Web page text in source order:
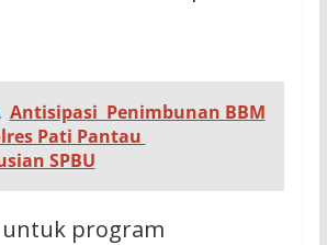
Antisipasi Penimbunan BBM
Pati Pantau
SPBU
untuk program